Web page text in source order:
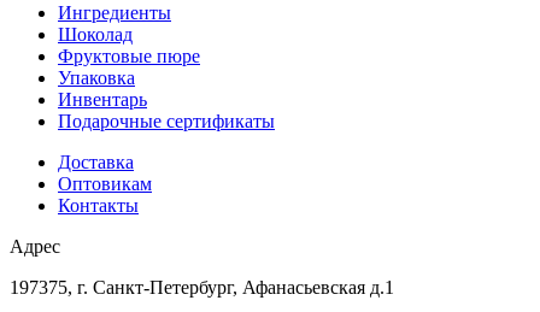
Ингредиенты
Шоколад
Фруктовые пюре
Упаковка
Инвентарь
Подарочные сертификаты
Доставка
Оптовикам
Контакты
Адрес
197375, г. Санкт-Петербург, Афанасьевская д.1